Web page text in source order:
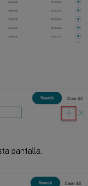
pantalla.